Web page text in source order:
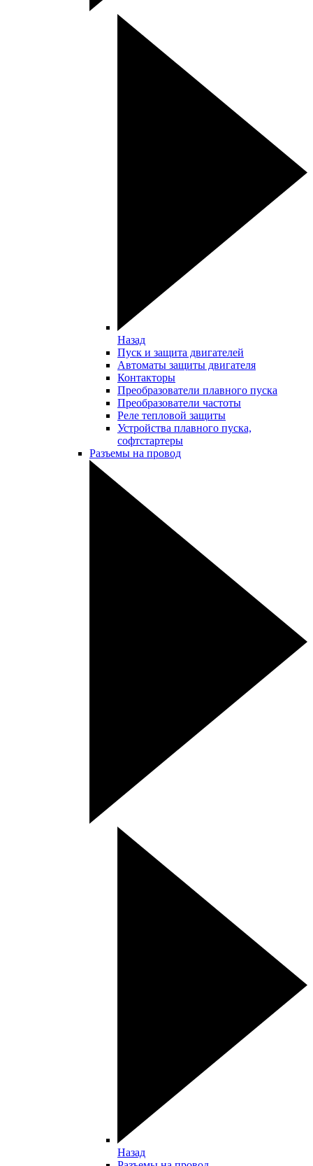
Назад
Пуск и защита двигателей
Автоматы защиты двигателя
Контакторы
Преобразователи плавного пуска
Преобразователи частоты
Реле тепловой защиты
Устройства плавного пуска,
софтстартеры
Разъемы на провод
Назад